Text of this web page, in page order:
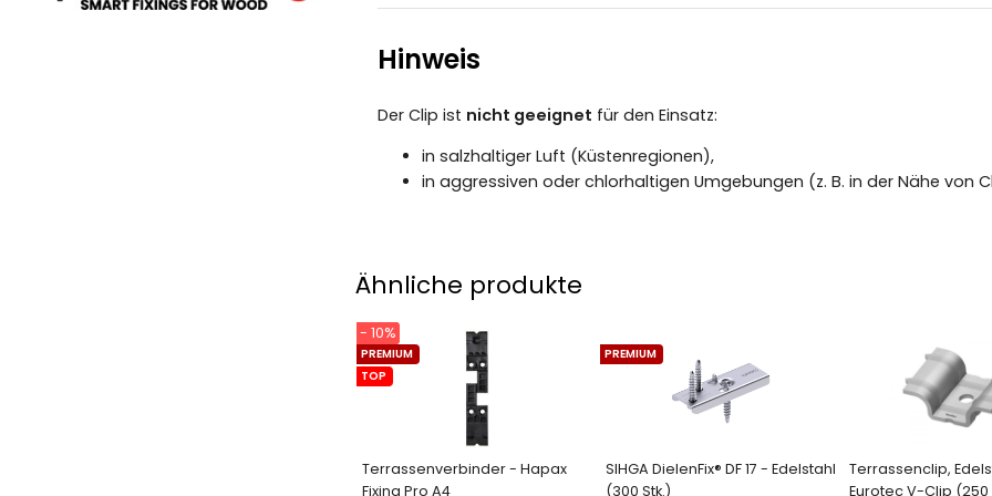
Hinweis
Der Clip ist nicht geeignet für den Einsatz:
in salzhaltiger Luft (Küstenregionen),
in aggressiven oder chlorhaltigen Umgebungen (z. B. in der Nähe von
Ähnliche produkte
Terrassenverbinder - Hapax
Fixing Pro A4
PREMIUM
TOP
- 10%
SIHGA DielenFix® DF 17 - Edelstahl
(300 Stk.)
PREMIUM
Terrassenclip,
Eurotec V-Clip (250